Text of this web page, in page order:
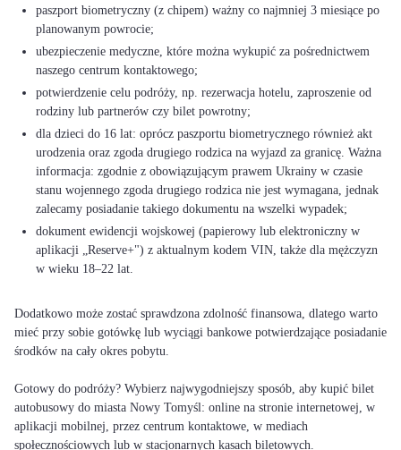
paszport biometryczny (z chipem) ważny co najmniej 3 miesiące po
planowanym powrocie;
ubezpieczenie medyczne, które można wykupić za pośrednictwem
naszego centrum kontaktowego;
potwierdzenie celu podróży, np. rezerwacja hotelu, zaproszenie od
rodziny lub partnerów czy bilet powrotny;
dla dzieci do 16 lat: oprócz paszportu biometrycznego również akt
urodzenia oraz zgoda drugiego rodzica na wyjazd za granicę. Ważna
informacja: zgodnie z obowiązującym prawem Ukrainy w czasie
stanu wojennego zgoda drugiego rodzica nie jest wymagana, jednak
zalecamy posiadanie takiego dokumentu na wszelki wypadek;
dokument ewidencji wojskowej (papierowy lub elektroniczny w
aplikacji „Reserve+") z aktualnym kodem VIN, także dla mężczyzn
w wieku 18–22 lat.
Dodatkowo może zostać sprawdzona zdolność finansowa, dlatego warto
mieć przy sobie gotówkę lub wyciągi bankowe potwierdzające posiadanie
środków na cały okres pobytu.
Gotowy do podróży? Wybierz najwygodniejszy sposób, aby kupić bilet
autobusowy do miasta Nowy Tomyśl: online na stronie internetowej, w
aplikacji mobilnej, przez centrum kontaktowe, w mediach
społecznościowych lub w stacjonarnych kasach biletowych.